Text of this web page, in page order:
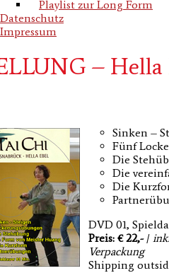
Playlist zur Long Form
Datenschutz
Impressum
–
Sinken –
Fünf
Die
Die
Die
DVD 01,
Preis: € 22,-/
Verpackung
Shipping